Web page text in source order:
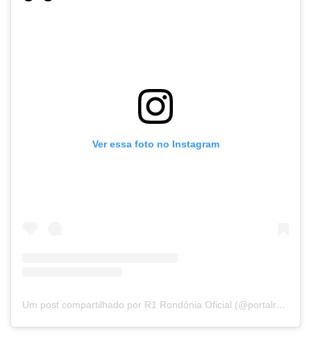
Ver essa foto no Instagram
Um post compartilhado por R1 Rondônia Oficial (@portalr1rondonia)